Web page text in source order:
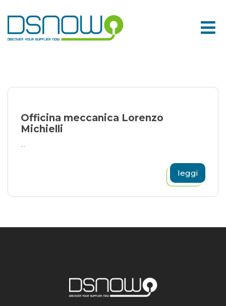
to
content
Officina meccanica Lorenzo
Michielli
...
leggi